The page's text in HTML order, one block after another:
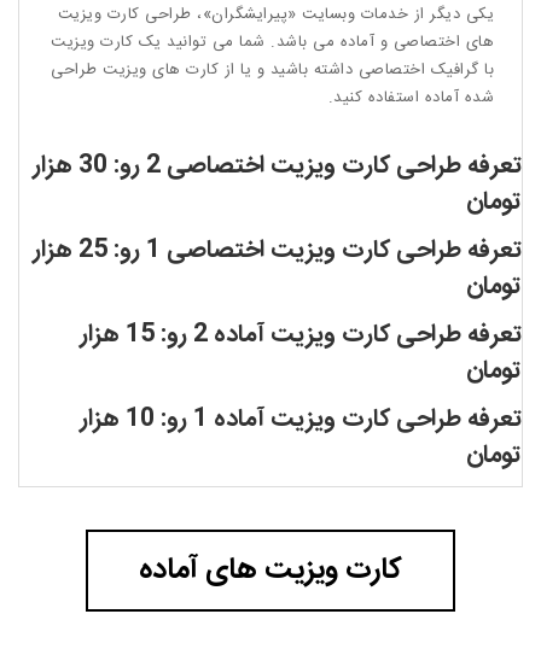
یکی دیگر از خدمات وبسایت «پیرایشگران»، طراحی کارت ویزیت
های اختصاصی و آماده می باشد. شما می توانید یک کارت ویزیت
با گرافیک اختصاصی داشته باشید و یا از کارت های ویزیت طراحی
شده آماده استفاده کنید.
تعرفه طراحی کارت ویزیت اختصاصی 2 رو: 30 هزار
تومان
تعرفه طراحی کارت ویزیت اختصاصی 1 رو: 25 هزار
تومان
تعرفه طراحی کارت ویزیت آماده 2 رو: 15 هزار
تومان
تعرفه طراحی کارت ویزیت آماده 1 رو: 10 هزار
تومان
کارت ویزیت های آماده